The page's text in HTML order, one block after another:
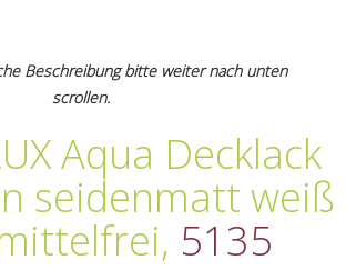
Beschreibung bitte weiter nach unten
scrollen.
Aqua Decklack
seidenmatt weiß
, 5135